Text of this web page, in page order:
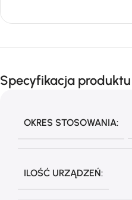
Specyfikacja produktu
OKRES STOSOWANIA:
ILOŚĆ URZĄDZEŃ: